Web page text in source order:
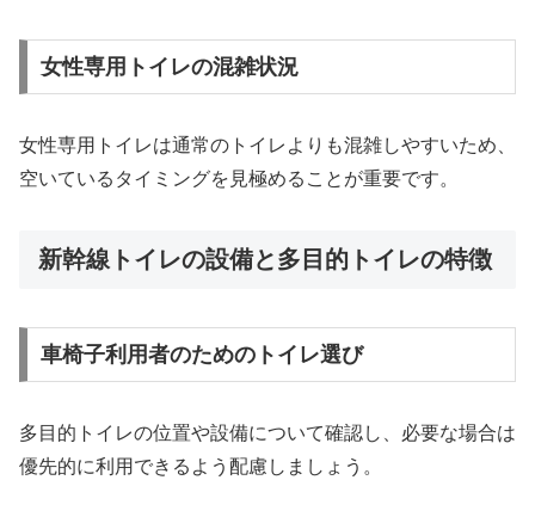
女性専用トイレの混雑状況
女性専用トイレは通常のトイレよりも混雑しやすいため、
空いているタイミングを見極めることが重要です。
新幹線トイレの設備と多目的トイレの特徴
車椅子利用者のためのトイレ選び
多目的トイレの位置や設備について確認し、必要な場合は
優先的に利用できるよう配慮しましょう。